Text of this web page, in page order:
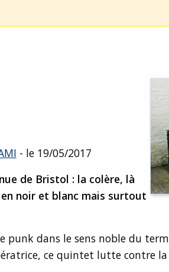
- le 19/05/2017
de Bristol : la colère, là
noir et blanc mais surtout
punk dans le sens noble du
ce quintet lutte contre